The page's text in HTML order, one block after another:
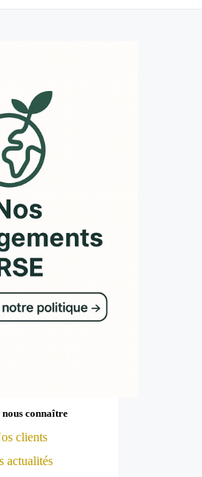
connaître
clients
actualités